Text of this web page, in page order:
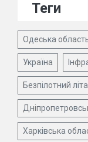
Теги
Одеська
Україна
Безпілотний
Харківська